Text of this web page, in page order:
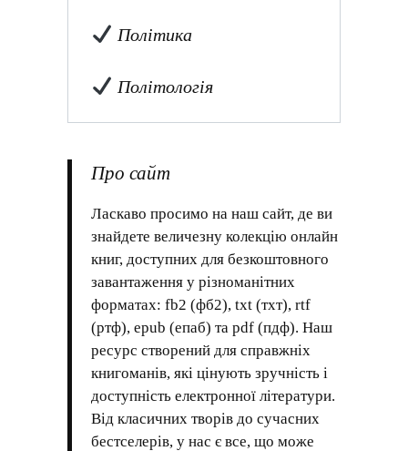
Політика
Політологія
Про сайт
Ласкаво просимо на наш сайт, де ви
знайдете величезну колекцію онлайн
книг, доступних для безкоштовного
завантаження у різноманітних
форматах: fb2 (фб2), txt (тхт), rtf
(ртф), epub (епаб) та pdf (пдф). Наш
ресурс створений для справжніх
книгоманів, які цінують зручність і
доступність електронної літератури.
Від класичних творів до сучасних
бестселерів, у нас є все, що може